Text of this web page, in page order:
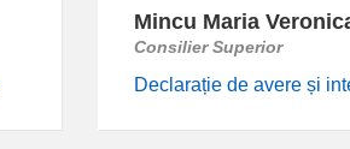
Mincu Maria
Consilier Superior
Declarație de avere și